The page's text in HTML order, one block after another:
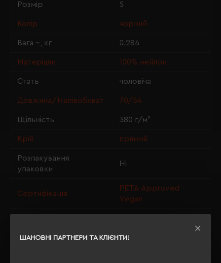
ШАНОВНІ ПАРТНЕРИ ТА КЛІЄНТИ!
Розмір S
Колір чорний
Вага ~, кг 0.284
Матеріали 100% нейлон
Стать чоловіча
Довжина/Напівобхват 70/54
Щільність 380 г/м²
Крій прямий
Розпакування
упаковки
Ні
Сертифікація
PETA-Approved
Vegan